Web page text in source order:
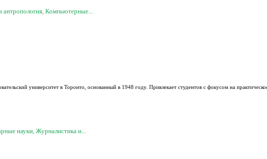
Компьютерные...
университет в Торонто, основанный в 1948 году. Привлекает студентов с фокусом на
науки, Журналистика и...